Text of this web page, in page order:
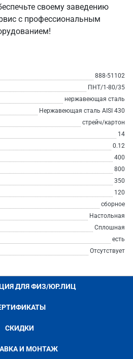
своему заведению
с профессиональным
888-51102
ПНТ/1-80/35
нержавеющая сталь
Нержавеющая сталь AISI 430
стрейч/картон
14
0.12
400
800
350
120
сборное
Настольная
Сплошная
есть
Отсутствует
ДЛЯ ФИЗ/ЮР.ЛИЦ
СКИДКИ
И МОНТАЖ